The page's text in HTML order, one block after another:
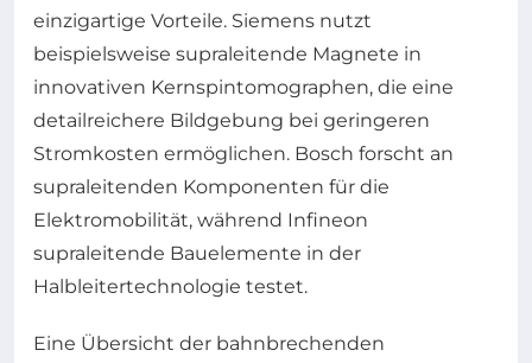
einzigartige Vorteile. Siemens nutzt
beispielsweise supraleitende Magnete in
innovativen Kernspintomographen, die eine
detailreichere Bildgebung bei geringeren
Stromkosten ermöglichen. Bosch forscht an
supraleitenden Komponenten für die
Elektromobilität, während Infineon
supraleitende Bauelemente in der
Halbleitertechnologie testet.
Eine Übersicht der bahnbrechenden